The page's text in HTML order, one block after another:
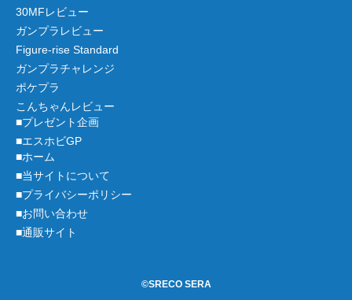
30MFレビュー
ガンプラレビュー
Figure-rise Standard
ガンプラチャレンジ
ポケプラ
こんちゃんレビュー
■プレゼント企画
■エスホビGP
■ホーム
■当サイトについて
■プライバシーポリシー
■お問い合わせ
■通販サイト
©SRECO SERA